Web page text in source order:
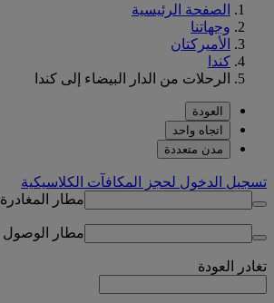
الصفحة الرئيسية
وجهاتنا
الأميركتان
كندا
الرحلات من الدار البيضاء إلى كندا
العودة
اتجاه واحد
مدن متعددة
تسجيل الدخول لحجز المكافآت الكلاسيكية
مطار المغادرة
مطار الوصول
تغادر العودة